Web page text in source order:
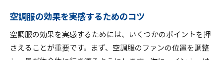
空調服禁止とその背景の理解
擦れない空調服で快適な作業を実現
擦れない空調服の選び方のポイント
空調服の効果を実感するためのコツ
空調服の効果を実感するためには、いくつかのポイントを押
さえることが重要です。まず、空調服のファンの位置を調整